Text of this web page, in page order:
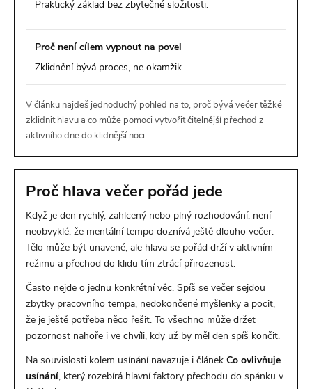
Praktický základ bez zbytečné složitosti.
Proč není cílem vypnout na povel
Zklidnění bývá proces, ne okamžik.
V článku najdeš jednoduchý pohled na to, proč bývá večer těžké
zklidnit hlavu a co může pomoci vytvořit čitelnější přechod z
aktivního dne do klidnější noci.
Proč hlava večer pořád jede
Když je den rychlý, zahlcený nebo plný rozhodování, není
neobvyklé, že mentální tempo doznívá ještě dlouho večer.
Tělo může být unavené, ale hlava se pořád drží v aktivním
režimu a přechod do klidu tím ztrácí přirozenost.
Často nejde o jednu konkrétní věc. Spíš se večer sejdou
zbytky pracovního tempa, nedokončené myšlenky a pocit,
že je ještě potřeba něco řešit. To všechno může držet
pozornost nahoře i ve chvíli, kdy už by měl den spíš končit.
Na souvislosti kolem usínání navazuje i článek Co ovlivňuje
usínání, který rozebírá hlavní faktory přechodu do spánku v